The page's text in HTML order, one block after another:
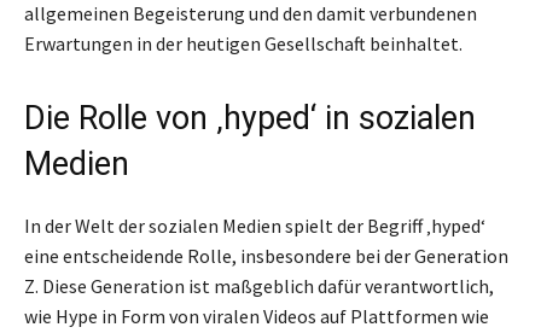
allgemeinen Begeisterung und den damit verbundenen
Erwartungen in der heutigen Gesellschaft beinhaltet.
Die Rolle von ‚hyped‘ in sozialen
Medien
In der Welt der sozialen Medien spielt der Begriff ‚hyped‘
eine entscheidende Rolle, insbesondere bei der Generation
Z. Diese Generation ist maßgeblich dafür verantwortlich,
wie Hype in Form von viralen Videos auf Plattformen wie